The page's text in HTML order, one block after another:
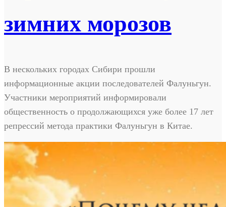
зимних морозов
В нескольких городах Сибири прошли
информационные акции последователей Фалуньгун.
Участники мероприятий информировали
общественность о продолжающихся уже более 17 лет
репрессий метода практики Фалуньгун в Китае.